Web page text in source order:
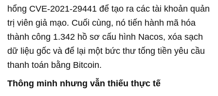
hổng CVE-2021-29441 để tạo ra các tài khoản quản
trị viên giả mạo. Cuối cùng, nó tiến hành mã hóa
thành công 1.342 hồ sơ cấu hình Nacos, xóa sạch
dữ liệu gốc và để lại một bức thư tống tiền yêu cầu
thanh toán bằng Bitcoin.
Thông minh nhưng vẫn thiếu thực tế